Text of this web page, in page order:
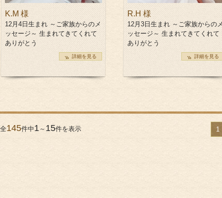
K.M 様
12月4日生まれ ～ご家族からのメ
ッセージ～ 生まれてきてくれて
ありがとう
詳細を見る
R.H 様
12月3日生まれ ～ご家族からの
ッセージ～ 生まれてきてくれて
ありがとう
詳細を見る
全145件中1～ 15件を表示 1